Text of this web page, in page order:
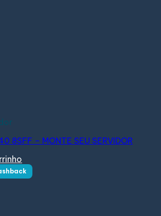
8SFF – MONTE SEU SERVIDOR